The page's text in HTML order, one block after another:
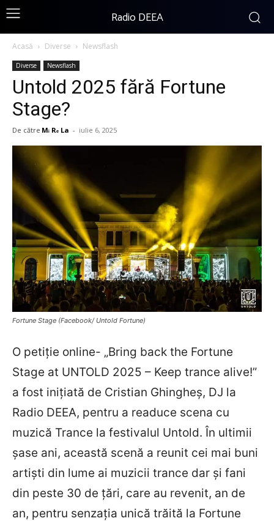
Radio DEEA
Acasă Diverse Newsflash
Diverse Newsflash
Untold 2025 fără Fortune
Stage?
De către Mᵢ Rₑ La - iulie 6, 2025
Fortune Stage (Facebook/ Untold Fortune)
O petiție online- „Bring back the Fortune
Stage at UNTOLD 2025 – Keep trance alive!”
a fost inițiată de Cristian Ghingheș, DJ la
Radio DEEA, pentru a readuce scena cu
muzică Trance la festivalul Untold. În ultimii
șase ani, această scenă a reunit cei mai buni
artiști din lume ai muzicii trance dar și fani
din peste 30 de țări, care au revenit, an de
an, pentru senzația unică trăită la Fortune